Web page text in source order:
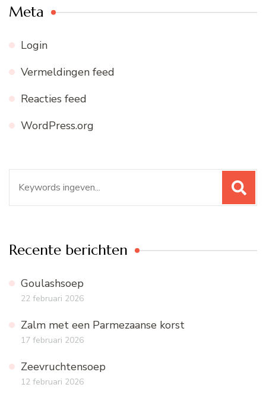
Meta
Login
Vermeldingen feed
Reacties feed
WordPress.org
naar:
Recente berichten
Goulashsoep
22 februari 2026
Zalm met een Parmezaanse korst
17 februari 2026
Zeevruchtensoep
12 februari 2026